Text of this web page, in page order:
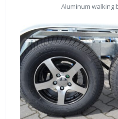
Aluminum walking